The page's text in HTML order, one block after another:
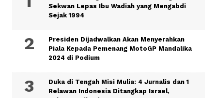
Sekwan Lepas Ibu Wadiah yang Mengabdi
Sejak 1994
Presiden Dijadwalkan Akan Menyerahkan
Piala Kepada Pemenang MotoGP Mandalika
2024 di Podium
Duka di Tengah Misi Mulia: 4 Jurnalis dan 1
Relawan Indonesia Ditangkap Israel,